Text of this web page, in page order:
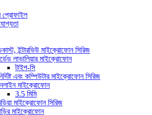
প্রোফাইল
ইন্টারভিউ মাইক্রোফোন সিরিজ
লাভালিয়ার মাইক্রোফোন
টাইপ-সি
এবং কম্পিউটার মাইক্রোফোন সিরিজ
মাইক্রোফোন
3.5 মিমি
মাইক্রোফোন সিরিজ
মাইক্রোফোন